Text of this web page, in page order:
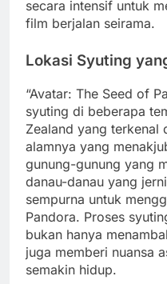
secara intensif untuk
film berjalan seirama.
Lokasi Syuting
“Avatar: The Seed of
syuting di beberapa
Zealand yang terkenal
alamnya yang
gunung-gunung yang
danau-danau yang
sempurna untuk
Pandora. Proses
bukan hanya
juga memberi nuansa
semakin hidup.